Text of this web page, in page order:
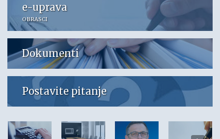
e-uprava
OBRASCI
Dokumenti
Postavite pitanje